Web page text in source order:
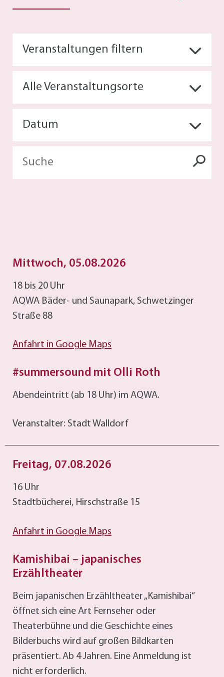
Veranstaltungen filtern
Alle Veranstaltungsorte
Datum
Mittwoch, 05.08.2026
18 bis 20 Uhr
AQWA Bäder- und Saunapark, Schwetzinger
Straße 88
Anfahrt in Google Maps
#summersound mit Olli Roth
Abendeintritt (ab 18 Uhr) im AQWA.
Veranstalter: Stadt Walldorf
Freitag, 07.08.2026
16 Uhr
Stadtbücherei, Hirschstraße 15
Anfahrt in Google Maps
Kamishibai – japanisches
Erzähltheater
Beim japanischen Erzähltheater „Kamishibai“
öffnet sich eine Art Fernseher oder
Theaterbühne und die Geschichte eines
Bilderbuchs wird auf großen Bildkarten
präsentiert. Ab 4 Jahren. Eine Anmeldung ist
nicht erforderlich.